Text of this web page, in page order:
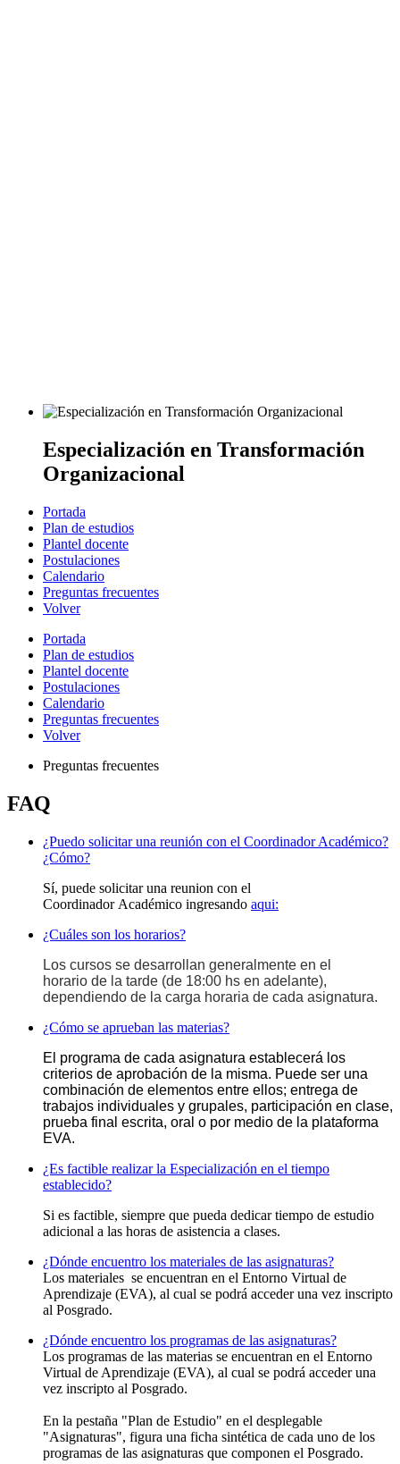
Especialización en Transformación
Organizacional
Portada
Plan de estudios
Plantel docente
Postulaciones
Calendario
Preguntas frecuentes
Volver
Portada
Plan de estudios
Plantel docente
Postulaciones
Calendario
Preguntas frecuentes
Volver
Preguntas frecuentes
FAQ
¿Puedo solicitar una reunión con el Coordinador Académico?
¿Cómo?
Sí, puede solicitar una reunion con el
Coordinador Académico ingresando aqui:
¿Cuáles son los horarios?
Los cursos se desarrollan generalmente en el
horario de la tarde (de 18:00 hs en adelante),
dependiendo de la carga horaria de cada asignatura.
¿Cómo se aprueban las materias?
El programa de cada asignatura establecerá los
criterios de aprobación de la misma. Puede ser una
combinación de elementos entre ellos; entrega de
trabajos individuales y grupales, participación en clase,
prueba final escrita, oral o por medio de la plataforma
EVA.
¿Es factible realizar la Especialización en el tiempo
establecido?
Si es factible, siempre que pueda dedicar tiempo de estudio
adicional a las horas de asistencia a clases.
¿Dónde encuentro los materiales de las asignaturas?
Los materiales se encuentran en el Entorno Virtual de
Aprendizaje (EVA), al cual se podrá acceder una vez inscripto
al Posgrado.
¿Dónde encuentro los programas de las asignaturas?
Los programas de las materias se encuentran en el Entorno
Virtual de Aprendizaje (EVA), al cual se podrá acceder una
vez inscripto al Posgrado.
En la pestaña "Plan de Estudio" en el desplegable
"Asignaturas", figura una ficha sintética de cada uno de los
programas de las asignaturas que componen el Posgrado.